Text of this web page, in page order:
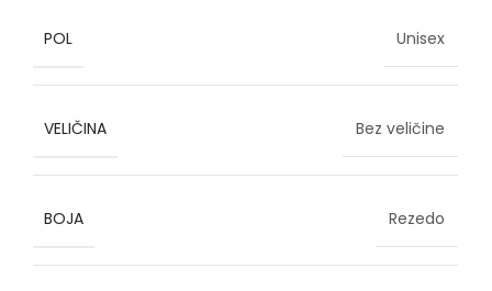
POL Unisex
VELIČINA Bez veličine
BOJA Rezedo